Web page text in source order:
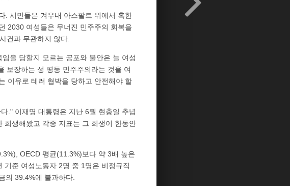
. 시민들은 겨우내 아스팔트 위에서 혹한
2030 여성들은 무너진 민주주의 회복을
건과 무관하지 않다.
을 당할지 모르는 공포와 불안은 늘 여성
보장하는 성 평등 민주주의라는 것을 여
이유로 테러 협박을 당하고 안전해야 할
." 이재명 대통령은 지난 6월 현충일 추념
희생해왔고 각종 지표는 그 희생이 한동안
OECD 평균(11.3%)보다 약 3배 높은
준 여성노동자 2명 중 1명은 비정규직
의 39.4%에 불과하다.